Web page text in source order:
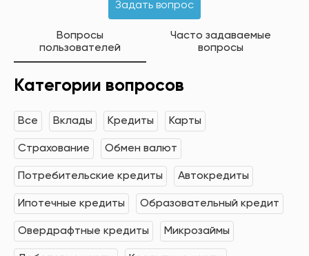
Задать вопрос
Вопросы
пользователей
Часто задаваемые
вопросы
Категории вопросов
Все Вклады Кредиты Карты
Страхование Обмен валют
Потребительские кредиты Автокредиты
Ипотечные кредиты Образовательный кредит
Овердрафтные кредиты Микрозаймы